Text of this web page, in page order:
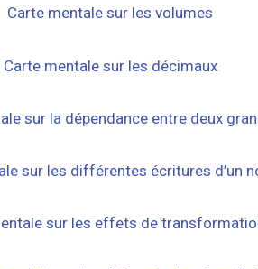
Carte mentale sur les volumes
Carte mentale sur les décimaux
sur la dépendance entre deux
sur les différentes écritures d’un
sur les effets de